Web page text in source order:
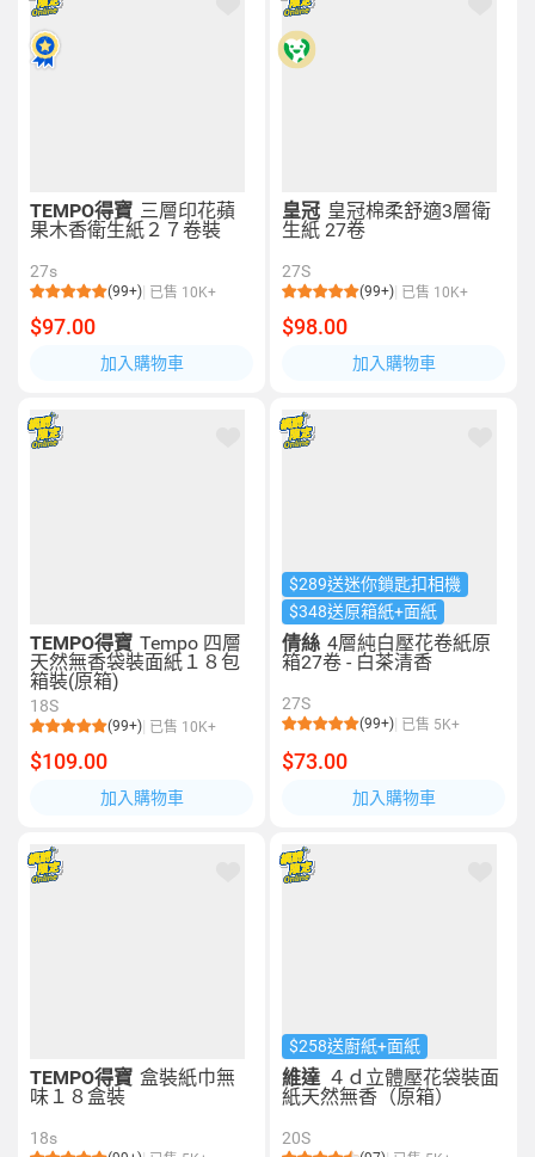
TEMPO得寶 三層印花蘋
果木香衛生紙２７卷裝
27s
(99+) 已售 10K+
$97.00
加入購物車
皇冠 皇冠棉柔舒適3層衛
生紙 27卷
27S
(99+) 已售 10K+
$98.00
加入購物車
TEMPO得寶 Tempo 四層
天然無香袋裝面紙１８包
箱裝(原箱)
18S
(99+) 已售 10K+
$109.00
加入購物車
$289送迷你鎖匙扣相機
$348送原箱紙+面紙
倩絲 4層純白壓花卷紙原
箱27卷 - 白茶清香
27S
(99+) 已售 5K+
$73.00
加入購物車
TEMPO得寶 盒裝紙巾無
味１８盒裝
18s
$258送廚紙+面紙
維達 ４ｄ立體壓花袋裝面
紙天然無香（原箱）
20S